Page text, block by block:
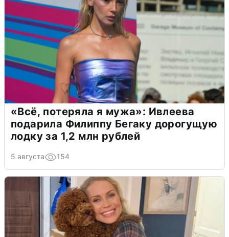
«Всё, потеряла я мужа»: Ивлеева
подарила Филиппу Бегаку дорогущую
лодку за 1,2 млн рублей
5 августа 154